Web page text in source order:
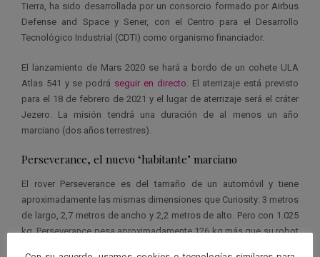
Tierra, ha sido desarrollada por un consorcio formado por Airbus
Defense and Space y Sener, con el Centro para el Desarrollo
Tecnológico Industrial (CDTI) como organismo financiador.
El lanzamiento de Mars 2020 se hará a bordo de un cohete ULA
Atlas 541 y se podrá seguir en directo. El aterrizaje está previsto
para el 18 de febrero de 2021 y el lugar de aterrizaje será el cráter
Jezero. La misión tendrá una duración de al menos un año
marciano (dos años terrestres).
Perseverance, el nuevo ‘habitante’ marciano
El rover Perseverance es del tamaño de un automóvil y tiene
aproximadamente las mismas dimensiones que Curiosity: 3 metros
de largo, 2,7 metros de ancho y 2,2 metros de alto. Pero con 1.025
kg, Perseverance pesa aproximadamente 126 kg más que su robot